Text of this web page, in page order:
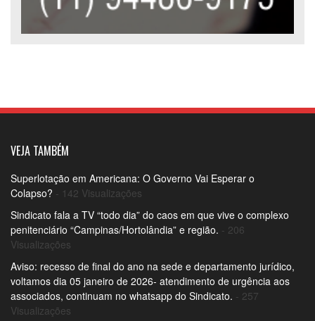
VEJA TAMBÉM
Superlotação em Americana: O Governo Vai Esperar o
Colapso? - 142 Visualizações
Sindicato fala a TV “todo dia” do caos em que vive o complexo
penitenciário “Campinas/Hortolândia” e região. - 206
Visualizações
Aviso: recesso de final do ano na sede e departamento jurídico,
voltamos dia 05 janeiro de 2026- atendimento de urgência aos
associados, continuam no whatsapp do Sindicato. - 257
Visualizações